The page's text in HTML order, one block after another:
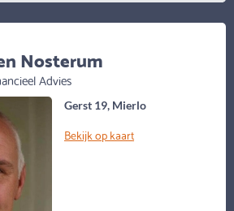
Gerst 19, Mierlo
Bekijk op kaart
Nosterum
Advies